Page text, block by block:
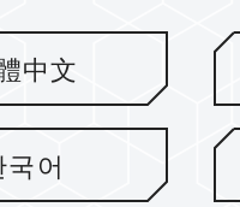
中文
국어